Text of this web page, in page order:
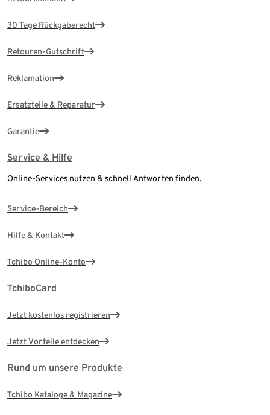
30 Tage Rückgaberecht
Retouren-Gutschrift
Reklamation
Ersatzteile & Reparatur
Garantie
Service & Hilfe
Online-Services nutzen & schnell Antworten finden.
Service-Bereich
Hilfe & Kontakt
Tchibo Online-Konto
TchiboCard
Jetzt kostenlos registrieren
Jetzt Vorteile entdecken
Rund um unsere Produkte
Tchibo Kataloge & Magazine